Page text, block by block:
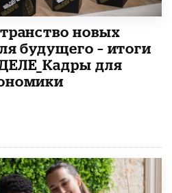
новых
будущего – итоги
для